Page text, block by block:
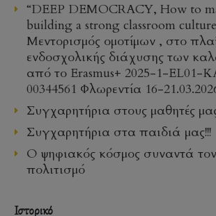
“DEEP DEMOCRACY, How to
building a strong classroom
Μεντορισμός ομοτίμων , στο
ενδοσχολικής διάχυσης των
από το Erasmus+ 2025-1-EL01-
00344561 Φλωρεντία 16-
Συγχαρητήρια στους μαθητές
Συγχαρητήρια στα παιδιά μας!!!
Ο ψηφιακός κόσμος συναντά
πολιτισμό
Ιστορικό